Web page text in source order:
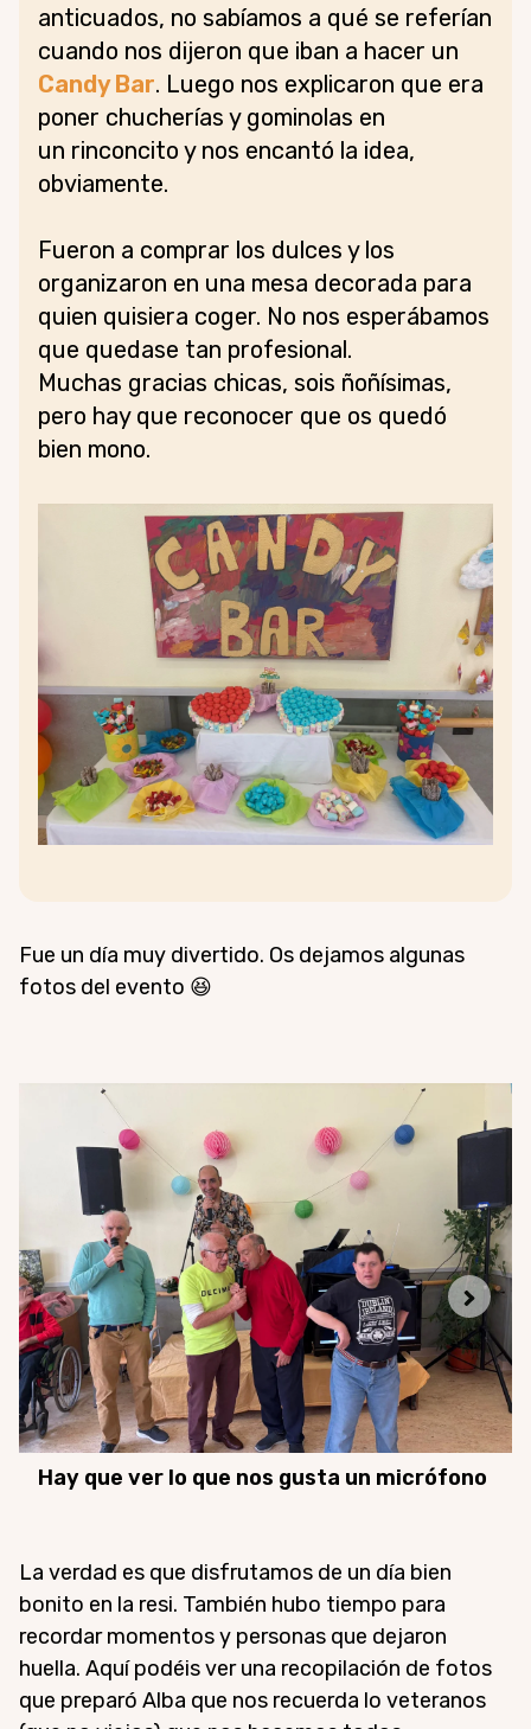
anticuados, no sabíamos a qué se referían
cuando nos dijeron que iban a hacer un
Candy Bar. Luego nos explicaron que era
poner chucherías y gominolas en
un rinconcito y nos encantó la idea,
obviamente.
Fueron a comprar los dulces y los
organizaron en una mesa decorada para
quien quisiera coger. No nos esperábamos
que quedase tan profesional.
Muchas gracias chicas, sois ñoñísimas,
pero hay que reconocer que os quedó
bien mono.
Fue un día muy divertido. Os dejamos algunas
fotos del evento 😆
Hay que ver lo que nos gusta un micrófono
La verdad es que disfrutamos de un día bien
bonito en la resi. También hubo tiempo para
recordar momentos y personas que dejaron
huella. Aquí podéis ver una recopilación de fotos
que preparó Alba que nos recuerda lo veteranos